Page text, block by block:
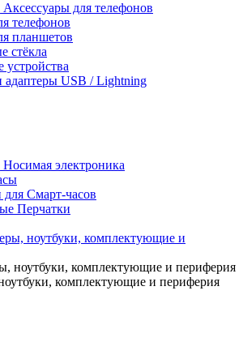
Аксессуары для телефонов
телефонов
планшетов
стёкла
устройства
адаптеры USB / Lightning
Носимая электроника
Смарт-часов
Перчатки
ноутбуки, комплектующие и
ноутбуки, комплектующие и периферия
комплектующие и периферия